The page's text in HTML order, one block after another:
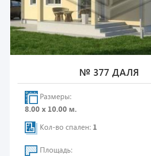
№ 377 ДАЛЯ
Размеры:
8.00 х 10.00 м.
Кол-во спален: 1
Площадь: